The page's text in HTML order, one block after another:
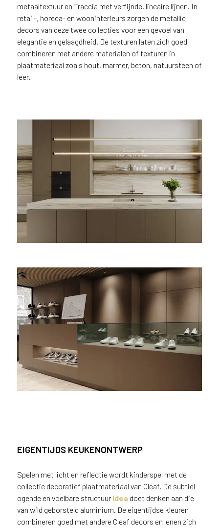
metaaltextuur en Traccia met verfijnde, lineaire lijnen. In
retail-, horeca- en wooninterieurs zorgen de metallic
decors van deze twee collecties voor een gevoel van
elegantie en gelaagdheid. De texturen laten zich goed
combineren met andere materialen of texturen in
plaatmateriaal zoals hout, marmer, beton, natuursteen of
leer.
Cleaf textuur Taranta
EIGENTIJDS KEUKENONTWERP
Spelen met licht en reflectie wordt kinderspel met de
collectie decoratief plaatmateriaal van Cleaf. De subtiel
ogende en voelbare structuur Idea doet denken aan die
van wild geborsteld aluminium. De eigentijdse kleuren
combineren goed met andere Cleaf decors en lenen zich